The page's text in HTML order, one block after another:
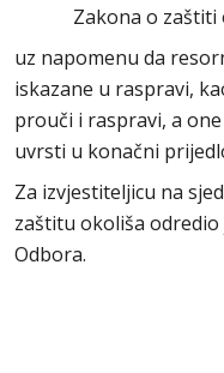
Zakona o zaštiti
uz napomenu da
iskazane u raspravi,
prouči i raspravi, a
uvrsti u konačni
Za izvjestiteljicu na
zaštitu okoliša
Odbora.